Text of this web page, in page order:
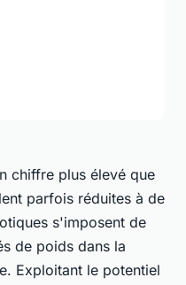
chiffre plus élevé que
parfois réduites à de
s'imposent de
de poids dans la
Exploitant le potentiel